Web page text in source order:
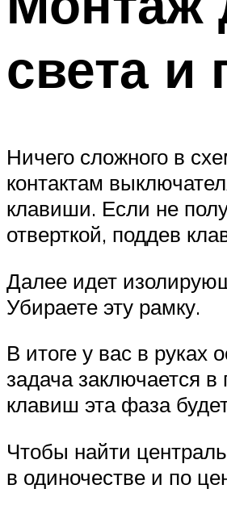
света и
Ничего сложного в
контактам
клавиши. Если не
отверткой, поддев
Далее идет
Убираете эту рамку.
В итоге у вас в руках
задача заключается
клавиш эта фаза
Чтобы найти
в одиночестве и по